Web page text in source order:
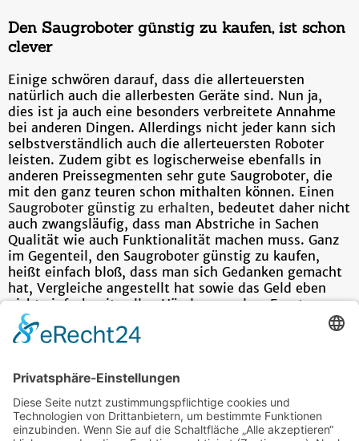
Den Saugroboter günstig zu kaufen, ist schon
clever
Einige schwören darauf, dass die allerteuersten
natürlich auch die allerbesten Geräte sind. Nun ja,
dies ist ja auch eine besonders verbreitete Annahme
bei anderen Dingen. Allerdings nicht jeder kann sich
selbstverständlich auch die allerteuersten Roboter
leisten. Zudem gibt es logischerweise ebenfalls in
anderen Preissegmenten sehr gute Saugroboter, die
mit den ganz teuren schon mithalten können. Einen
Saugroboter günstig zu erhalten, bedeutet daher nicht
auch zwangsläufig, dass man Abstriche in Sachen
Qualität wie auch Funktionalität machen muss. Ganz
im Gegenteil, den Saugroboter günstig zu kaufen,
heißt einfach bloß, dass man sich Gedanken gemacht
hat, Vergleiche angestellt hat sowie das Geld eben
nicht einfach mit vollen Händen aus dem Fenster
schmeißt. Insbesondere, wenn man das Geld eben
nicht so locker in der Tasche sitzen hat, ist es daher
lieber in andere Dinge investiert.
Investitionsmöglichkeiten gibt es schließlich in jedem
Haushalt. In jedem Fall ist einSaugroboter günstiger
als jede mögliche Haushaltshilfe.